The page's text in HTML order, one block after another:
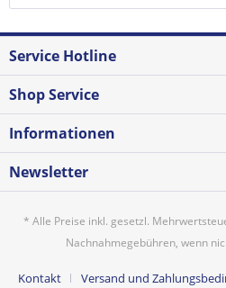
Service Hotline
Shop Service
Informationen
Newsletter
* Alle Preise inkl. gesetzl.
Nachnahmegebühren, wenn
Kontakt Versand und